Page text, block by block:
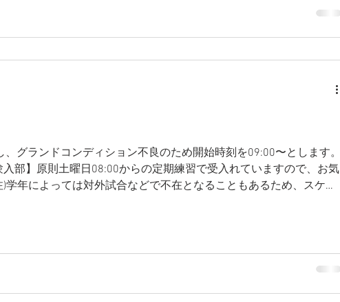
グランドコンディション不良のため開始時刻を09:00〜とします。
部】原則土曜日08:00からの定期練習で受入れていますので、お気
年によっては対外試合などで不在となることもあるため、スケジ